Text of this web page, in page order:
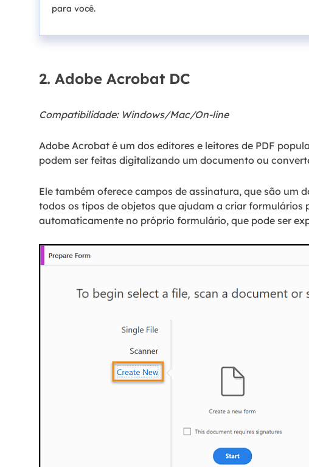
para você.
2. Adobe Acrobat DC
Compatibilidade: Windows/Mac/On-line
Adobe Acrobat é um dos editores e leitores de PDF
podem ser feitas digitalizando um documento ou
Ele também oferece campos de assinatura, que são um
todos os tipos de objetos que ajudam a criar formulários
automaticamente no próprio formulário, que pode ser